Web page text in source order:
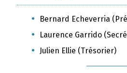
Bernard Echeverria
Laurence Garrido
Julien Ellie (Trésorier)